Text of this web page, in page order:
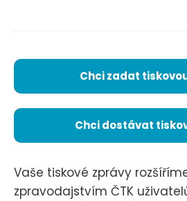
Chci zadat
Chci dostávat
Vaše tiskové zprávy
zpravodajstvím ČTK